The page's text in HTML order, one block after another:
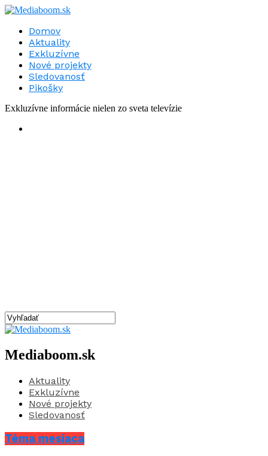
Domov
Aktuality
Exkluzívne
Nové projekty
Sledovanosť
Pikošky
Exkluzívne informácie nielen zo sveta televízie
Mediaboom.sk
Aktuality
Exkluzívne
Nové projekty
Sledovanosť
Téma mesiaca